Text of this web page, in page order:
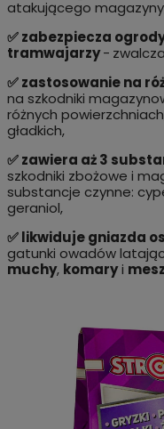
atakującego
✅ zabezpiecza
tramwajarzy-
✅ zastosowanie na
na szkodniki
różnych
gładkich,
✅ zawiera aż 3
szkodniki zbożowe i
substancje czynne:
geraniol,
✅ likwiduje gniazda
gatunki owadów
muchy, komaryi